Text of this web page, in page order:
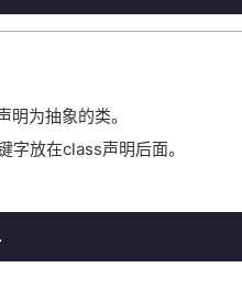
为抽象的类。
放在class声明后面。